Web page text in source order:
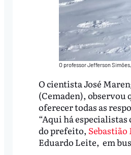
O professor Jefferson
O cientista José
(Cemaden), observou
oferecer todas as
“Aqui há
do prefeito, Sebastião
Eduardo Leite, em